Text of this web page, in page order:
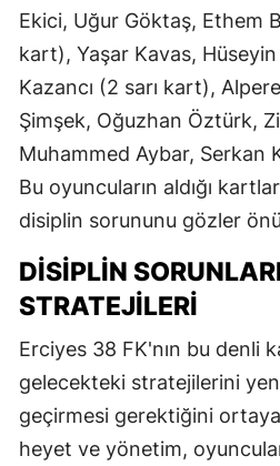
Ekici, Uğur Göktaş, Ethem
kart), Yaşar Kavas, Hüseyin
Kazancı (2 sarı kart),
Şimşek, Oğuzhan Öztürk,
Muhammed Aybar, Serkan
Bu oyuncuların aldığı
disiplin sorununu gözler
DISIPLIN
STRATEJILERI
Erciyes 38 FK'nın bu denli
gelecekteki stratejilerini
geçirmesi gerektiğini
heyet ve yönetim,